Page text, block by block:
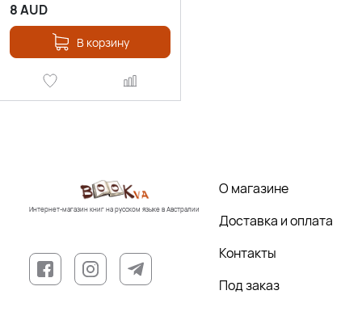
8AUD
В корзину
Интернет-магазин книг на русском языке в Австралии
О магазине
Доставка и оплата
Контакты
Под заказ